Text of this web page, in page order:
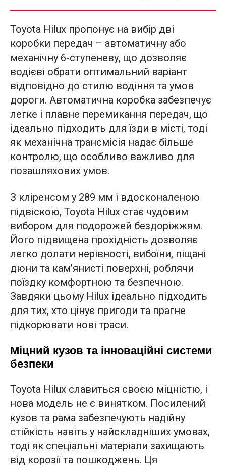
Toyota Hilux пропонує на вибір дві
коробки передач – автоматичну або
механічну 6-ступеневу, що дозволяє
водієві обрати оптимальний варіант
відповідно до стилю водіння та умов
дороги. Автоматична коробка забезпечує
легке і плавне перемикання передач, що
ідеально підходить для їзди в місті, тоді
як механічна трансмісія надає більше
контролю, що особливо важливо для
позашляхових умов.
З кліренсом у 289 мм і вдосконаленою
підвіскою, Toyota Hilux стає чудовим
вибором для подорожей бездоріжжям.
Його підвищена прохідність дозволяє
легко долати нерівності, вибоїни, піщані
дюни та кам’янисті поверхні, роблячи
поїздку комфортною та безпечною.
Завдяки цьому Hilux ідеально підходить
для тих, хто цінує пригоди та прагне
підкорювати нові траси.
Міцний кузов та інноваційні системи
безпеки
Toyota Hilux славиться своєю міцністю, і
нова модель не є винятком. Посилений
кузов та рама забезпечують надійну
стійкість навіть у найскладніших умовах,
тоді як спеціальні матеріали захищають
від корозії та пошкоджень. Ця